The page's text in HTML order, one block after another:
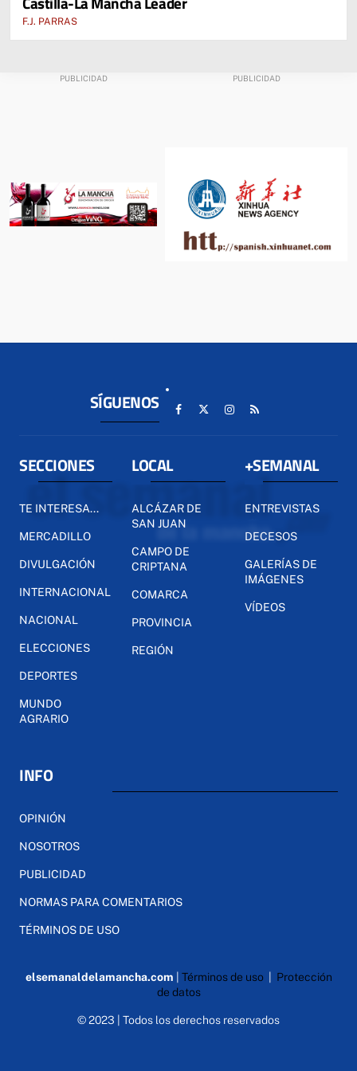
F.J. PARRAS
SÍGUENOS
SECCIONES
TE INTERESA...
MERCADILLO
DIVULGACIÓN
INTERNACIONAL
NACIONAL
ELECCIONES
DEPORTES
MUNDO
AGRARIO
LOCAL
ALCÁZAR DE
SAN JUAN
CAMPO DE
CRIPTANA
COMARCA
PROVINCIA
REGIÓN
+SEMANAL
ENTREVISTAS
DECESOS
GALERÍAS DE
IMÁGENES
VÍDEOS
INFO
OPINIÓN
NOSOTROS
PUBLICIDAD
NORMAS PARA COMENTARIOS
TÉRMINOS DE USO
elsemanaldelamancha.com Términos de uso| Protección
de datos
© 2023 | Todos los derechos reservados